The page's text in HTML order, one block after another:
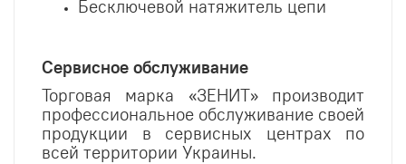
Бесключевой натяжитель цепи
Сервисное обслуживание
Торговая марка «ЗЕНИТ» производит
профессиональное обслуживание своей
продукции в сервисных центрах по
всей территории Украины.